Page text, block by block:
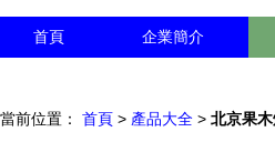
首頁 企業簡介
當前位置： 首頁 > 產品大全 > 北京果